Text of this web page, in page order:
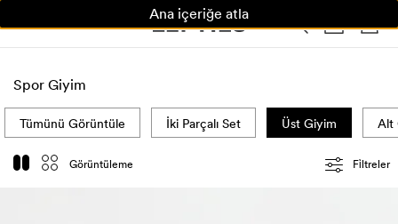
Ana içeriğe atla
Spor Giyim
Görüntüleme Fi̇ltreler
Tümünü Görüntüle İki Parçalı Set Üst Giyim Alt